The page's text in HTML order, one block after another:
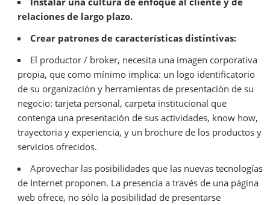
relaciones de largo plazo.
Crear patrones de características distintivas:
El productor / broker, necesita una imagen corporativa
propia, que como mínimo implica: un logo identificatorio
de su organización y herramientas de presentación de su
negocio: tarjeta personal, carpeta institucional que
contenga una presentación de sus actividades, know how,
trayectoria y experiencia, y un brochure de los productos y
servicios ofrecidos.
Aprovechar las posibilidades que las nuevas tecnologías
de Internet proponen. La presencia a través de una página
web ofrece, no sólo la posibilidad de presentarse